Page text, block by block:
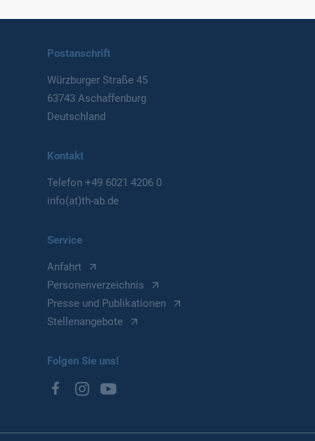
Postanschrift
Würzburger Straße 45
63743 Aschaffenburg
Deutschland
Kontakt
Telefon+49 6021 4206 0
info(at)th-ab.de
Service
Anfahrt
Personenverzeichnis
Presse und Publikationen
Stellenangebote
Folgen Sie uns!